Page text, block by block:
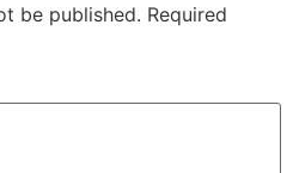
be published. Required